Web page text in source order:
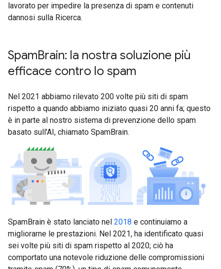
lavorato per impedire la presenza di spam e contenuti
dannosi sulla Ricerca.
SpamBrain: la nostra soluzione più
efficace contro lo spam
Nel 2021 abbiamo rilevato 200 volte più siti di spam
rispetto a quando abbiamo iniziato quasi 20 anni fa; questo
è in parte al nostro sistema di prevenzione dello spam
basato sull'AI, chiamato SpamBrain.
SpamBrain è stato lanciato nel 2018 e continuiamo a
migliorarne le prestazioni. Nel 2021, ha identificato quasi
sei volte più siti di spam rispetto al 2020; ciò ha
comportato una notevole riduzione delle compromissioni